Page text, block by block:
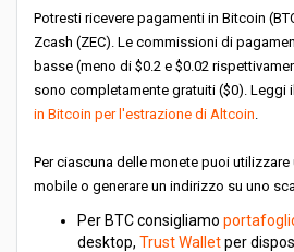
Potresti ricevere pagamenti in Bitcoin
Zcash (ZEC). Le commissioni di
basse (meno di $0.2 e $0.02
sono completamente gratuiti ($0). Leggi
in Bitcoin per l'estrazione di Altcoin.
Per ciascuna delle monete puoi
mobile o generare un indirizzo su uno
Per BTC consigliamo
desktop, Trust Walletper